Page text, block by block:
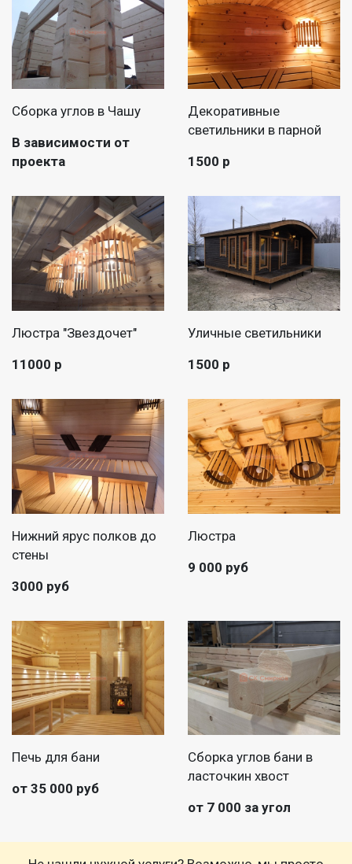
Сборка углов в Чашу
В зависимости от
проекта
Декоративные
светильники в парной
1500 р
Люстра "Звездочет"
11000 р
Уличные светильники
1500 р
Нижний ярус полков до
стены
3000 руб
Люстра
9 000 руб
Печь для бани
от 35 000 руб
Сборка углов бани в
ласточкин хвост
от 7 000 за угол